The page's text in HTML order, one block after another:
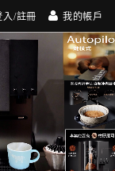
入/註冊 我的帳戶